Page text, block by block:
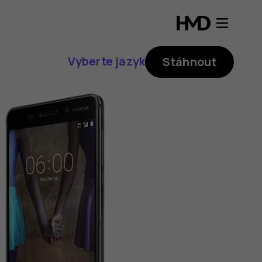
Vyberte jazyk Stáhnout